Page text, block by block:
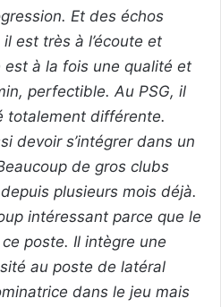
Et des échos
est très à l’écoute et
est à la fois une qualité et
perfectible. Au PSG, il
totalement différente.
devoir s’intégrer dans un
de gros clubs
plusieurs mois déjà.
intéressant parce que le
poste. Il intègre une
au poste de latéral
dans le jeu mais